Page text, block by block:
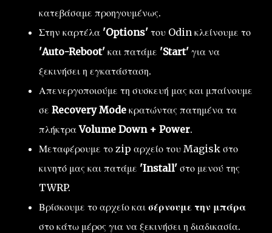
κατεβάσαμε προηγουμένως.
Στην καρτέλα 'Options' του Odin κλείνουμε το
'Auto-Reboot' και πατάμε 'Start' για να
ξεκινήσει η εγκατάσταση.
Απενεργοποιούμε τη συσκευή μας και μπαίνουμε
σε Recovery Mode κρατώντας πατημένα τα
πλήκτραVolume Down + Power.
Μεταφέρουμε το zip αρχείο του Magisk στο
κινητό μας και πατάμε 'Install' στο μενού της
TWRP.
Βρίσκουμε το αρχείο και σέρνουμε την μπάρα
στο κάτω μέρος για να ξεκινήσει η διαδικασία.